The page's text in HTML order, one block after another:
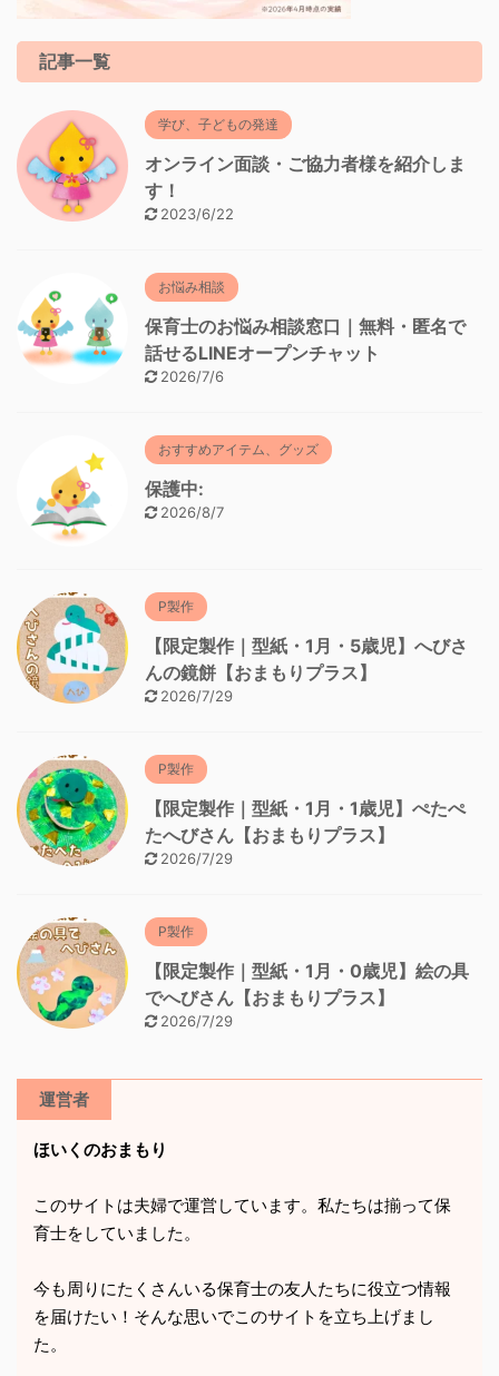
記事一覧
学び、子どもの発達
オンライン面談・ご協力者様を紹介しま
す！
2023/6/22
お悩み相談
保育士のお悩み相談窓口｜無料・匿名で
話せるLINEオープンチャット
2026/7/6
おすすめアイテム、グッズ
保護中:
2026/8/7
P製作
【限定製作｜型紙・1月・5歳児】へびさ
んの鏡餅【おまもりプラス】
2026/7/29
P製作
【限定製作｜型紙・1月・1歳児】ぺたぺ
たへびさん【おまもりプラス】
2026/7/29
P製作
【限定製作｜型紙・1月・0歳児】絵の具
でへびさん【おまもりプラス】
2026/7/29
運営者
ほいくのおまもり
このサイトは夫婦で運営しています。私たちは揃って保
育士をしていました。
今も周りにたくさんいる保育士の友人たちに役立つ情報
を届けたい！そんな思いでこのサイトを立ち上げまし
た。